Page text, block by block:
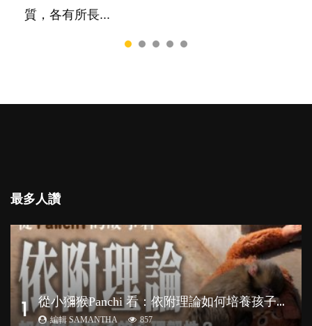
質，各有所長...
最多人讚
1 從
小獼猴Panchi 看：依附理論如何培養孩子心理韌性？
編輯 SAMANTHA 857